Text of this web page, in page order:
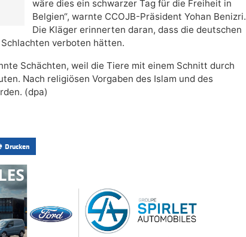
wäre dies ein schwarzer Tag für die Freiheit in
Belgien“, warnte CCOJB-Präsident Yohan Benizri.
Die Kläger erinnerten daran, dass die deutschen
verboten hätten.
Schächten, weil die Tiere mit einem Schnitt durch
Nach religiösen Vorgaben des Islam und des
(dpa)
Drucken